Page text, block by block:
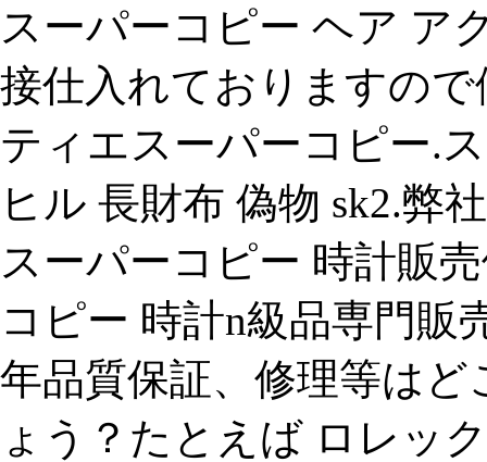
スーパーコピー ヘア ア
接仕入れておりますの
ティエスーパーコピー.
ヒル 長財布 偽物 sk2.弊
スーパーコピー 時計販
コピー 時計n級品専門販
年品質保証、修理等は
ょう？たとえば ロレッ